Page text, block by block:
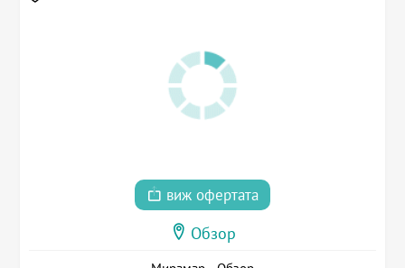
виж офертата
Обзор